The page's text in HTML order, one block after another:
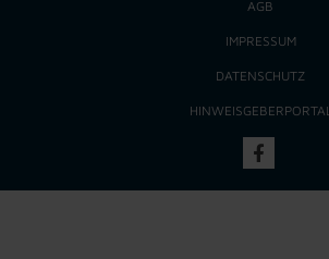
AGB
IMPRESSUM
DATENSCHUTZ
HINWEISGEBERPORTAL